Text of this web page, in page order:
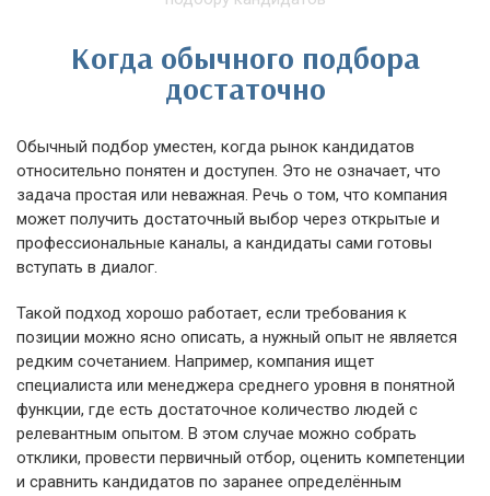
Когда обычного подбора
достаточно
Обычный подбор уместен, когда рынок кандидатов
относительно понятен и доступен. Это не означает, что
задача простая или неважная. Речь о том, что компания
может получить достаточный выбор через открытые и
профессиональные каналы, а кандидаты сами готовы
вступать в диалог.
Такой подход хорошо работает, если требования к
позиции можно ясно описать, а нужный опыт не является
редким сочетанием. Например, компания ищет
специалиста или менеджера среднего уровня в понятной
функции, где есть достаточное количество людей с
релевантным опытом. В этом случае можно собрать
отклики, провести первичный отбор, оценить компетенции
и сравнить кандидатов по заранее определённым